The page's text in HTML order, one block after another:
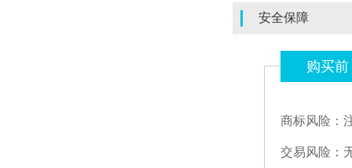
安全保障
购买前
商标风险：
交易风险：